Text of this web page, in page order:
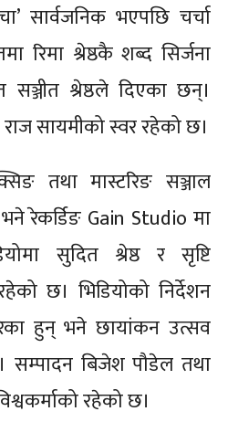
सार्वजनिक भएपछि चर्चा
रिमा श्रेष्ठकै शब्द सिर्जना
श्रेष्ठले दिएका छन्।
राज सायमीको स्वर रहेको छ।
तथा मास्टरिङ सञ्जाल
रेकर्डिङ Gain Studio मा
सुदित श्रेष्ठ र सृष्टि
छ। भिडियोको निर्देशन
हुन् भने छायांकन उत्सव
सम्पादन बिजेश पौडेल तथा
रहेको छ।